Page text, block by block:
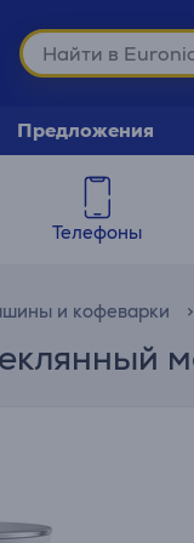
Предложения
Телефоны
и кофеварки